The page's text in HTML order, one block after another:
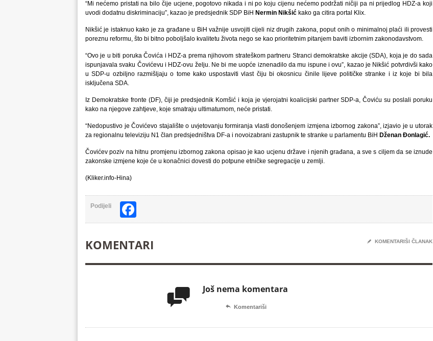
“Mi nećemo pristati na bilo čije ucjene, pogotovo nikada i ni po koju cijenu nećemo podržati ničiji pa ni prijedlog HDZ-a koji
uvodi dodatnu diskriminaciju”, kazao je predsjednik SDP BiH Nermin Nikšić kako ga citira portal Klix.
Nikšić je istaknuo kako je za građane u BiH važnije usvojiti cijeli niz drugih zakona, poput onih o minimalnoj plaći ili provesti
poreznu reformu, što bi bitno poboljšalo kvalitetu života nego se kao prioritetnim pitanjem baviti izbornim zakonodavstvom.
“Ovo je u biti poruka Čovića i HDZ-a prema njihovom strateškom partneru Stranci demokratske akcije (SDA), koja je do sada
ispunjavala svaku Čovićevu i HDZ-ovu želju. Ne bi me uopće iznenadilo da mu ispune i ovu”, kazao je Nikšić potvrdivši kako
u SDP-u ozbiljno razmišljaju o tome kako uspostaviti vlast čiju bi okosnicu činile lijeve političke stranke i iz koje bi bila
isključena SDA.
Iz Demokratske fronte (DF), čiji je predsjednik Komšić i koja je vjerojatni koalicijski partner SDP-a, Čoviću su poslali poruku
kako na njegove zahtjeve, koje smatraju ultimatumom, neće pristati.
“Nedopustivo je Čovićevo stajalište o uvjetovanju formiranja vlasti donošenjem izmjena izbornog zakona”, izjavio je u utorak
za regionalnu televiziju N1 član predsjedništva DF-a i novoizabrani zastupnik te stranke u parlamentu BiH Dženan Đonlagić.
Čovićev poziv na hitnu promjenu izbornog zakona opisao je kao ucjenu države i njenih građana, a sve s ciljem da se iznude
zakonske izmjene koje će u konačnici dovesti do potpune etničke segregacije u zemlji.
(Kliker.info-Hina)
Podijeli
KOMENTARI ✎ KOMENTARIŠI ČLANAK
 Još nema komentara
 Komentariši